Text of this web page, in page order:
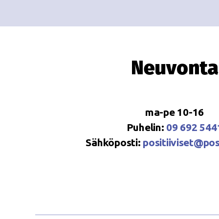
Neuvonta
ma-pe 10-16
Puhelin: 09 692
Sähköposti: